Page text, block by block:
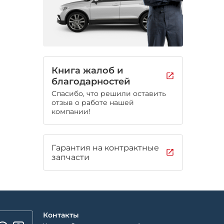
Книга жалоб и
благодарностей
Спасибо, что решили оставить
отзыв о работе нашей
компании!
Гарантия на контрактные
запчасти
Контакты